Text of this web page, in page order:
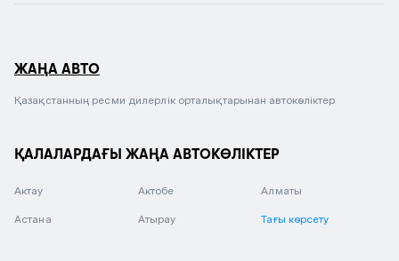
ЖАҢА АВТО
Қазақстанның ресми дилерлік орталықтарынан автокөліктер
ҚАЛАЛАРДАҒЫ ЖАҢА АВТОКӨЛІКТЕР
Актау Актобе Алматы
Астана Атырау Тағы көрсету